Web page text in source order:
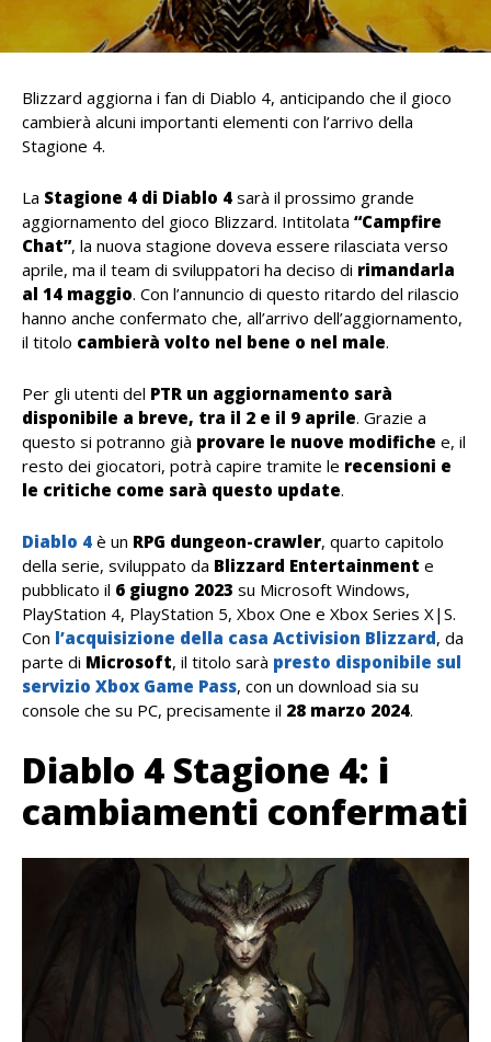
Blizzard aggiorna i fan di Diablo 4, anticipando che il gioco
cambierà alcuni importanti elementi con l’arrivo della
Stagione 4.
La Stagione 4 di Diablo 4 sarà il prossimo grande
aggiornamento del gioco Blizzard. Intitolata “Campfire
Chat”, la nuova stagione doveva essere rilasciata verso
aprile, ma il team di sviluppatori ha deciso di rimandarla
al 14 maggio. Con l’annuncio di questo ritardo del rilascio
hanno anche confermato che, all’arrivo dell’aggiornamento,
il titolo cambierà volto nel bene o nel male.
Per gli utenti del PTR un aggiornamento sarà
disponibile a breve, tra il 2 e il 9 aprile. Grazie a
questo si potranno già provare le nuove modifiche e, il
resto dei giocatori, potrà capire tramite le recensioni e
le critiche come sarà questo update.
Diablo 4 è un RPG dungeon-crawler, quarto capitolo
della serie, sviluppato da Blizzard Entertainment e
pubblicato il 6 giugno 2023 su Microsoft Windows,
PlayStation 4, PlayStation 5, Xbox One e Xbox Series X|S.
Con l’acquisizione della casa Activision Blizzard, da
parte di Microsoft, il titolo sarà presto disponibile sul
servizio Xbox Game Pass, con un download sia su
console che su PC, precisamente il 28 marzo 2024.
Diablo 4 Stagione 4: i
cambiamenti confermati